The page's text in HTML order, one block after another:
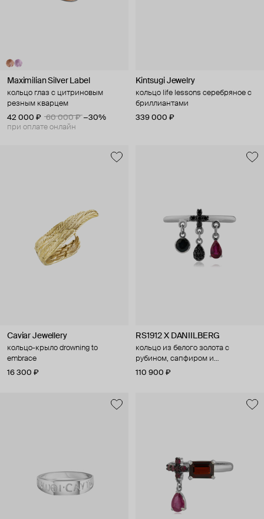
Maximilian Silver Label
кольцо глаз с цитриновым
резным кварцем
42 000 ₽
60 000 ₽ −30%
при оплате онлайн
Kintsugi Jewelry
кольцо life lessons серебряное с
бриллиантами
339 000 ₽
Caviar Jewellery
кольцо-крыло drowning to
embrace
16 300 ₽
RS1912 X DANIILBERG
кольцо из белого золота с
рубином, сапфиром и
бриллиантами nightshade
110 900 ₽